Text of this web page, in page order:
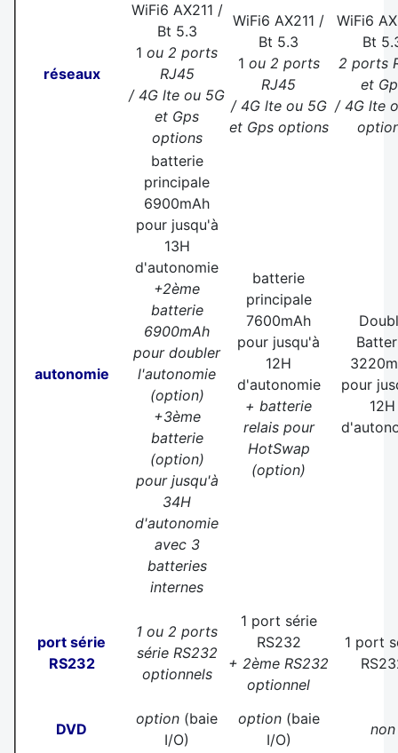
réseaux
WiFi6 AX211 /
Bt 5.3
1 ou 2 ports
RJ45
/ 4G lte ou 5G
et Gps
options
WiFi6 AX211 /
Bt 5.3
1 ou 2 ports
RJ45
/ 4G lte ou 5G
et Gps options
WiFi6
Bt
2 ports
et
/ 4G lte
autonomie
batterie
principale
6900mAh
pour jusqu'à
13H
d'autonomie
+2ème
batterie
6900mAh
pour doubler
l'autonomie
(option)
+3ème
batterie
(option)
pour jusqu'à
34H
d'autonomie
avec 3
batteries
internes
batterie
principale
7600mAh
pour jusqu'à
12H
d'autonomie
+ batterie
relais pour
HotSwap
(option)
pour
12H
port série
RS232
1 ou 2 ports
série RS232
optionnels
1 port série
RS232
+ 2ème RS232
optionnel
1 port
DVD
option (baie
I/O)
option(baie
I/O)
non